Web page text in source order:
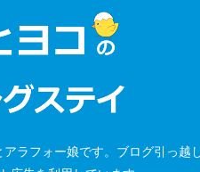
ラフォー娘です。ブログ引っ越